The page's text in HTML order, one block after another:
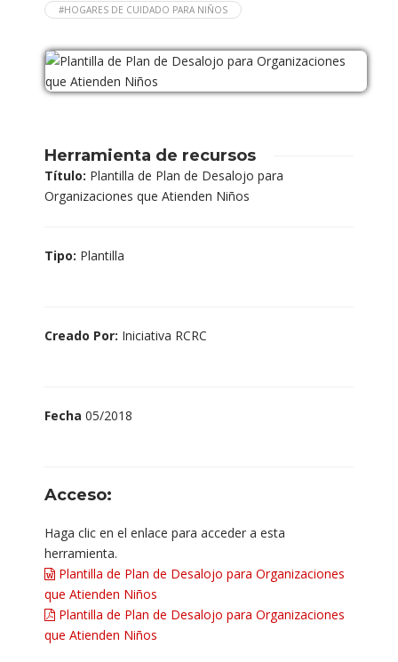
#HOGARES DE CUIDADO PARA NIÑOS
Herramienta de recursos
Título: Plantilla de Plan de Desalojo para
Organizaciones que Atienden Niños
Tipo: Plantilla
Creado Por: Iniciativa RCRC
Fecha 05/2018
Acceso:
Haga clic en el enlace para acceder a esta
herramienta.
Plantilla de Plan de Desalojo para Organizaciones
que Atienden Niños
Plantilla de Plan de Desalojo para Organizaciones
que Atienden Niños